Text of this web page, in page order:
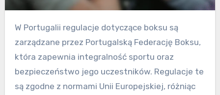
W Portugalii regulacje dotyczące boksu są
zarządzane przez Portugalską Federację Boksu,
która zapewnia integralność sportu oraz
bezpieczeństwo jego uczestników. Regulacje te
są zgodne z normami Unii Europejskiej, różniąc